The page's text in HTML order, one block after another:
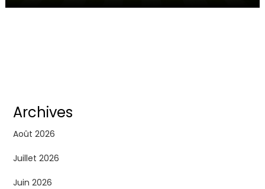
Archives
Août 2026
Juillet 2026
Juin 2026